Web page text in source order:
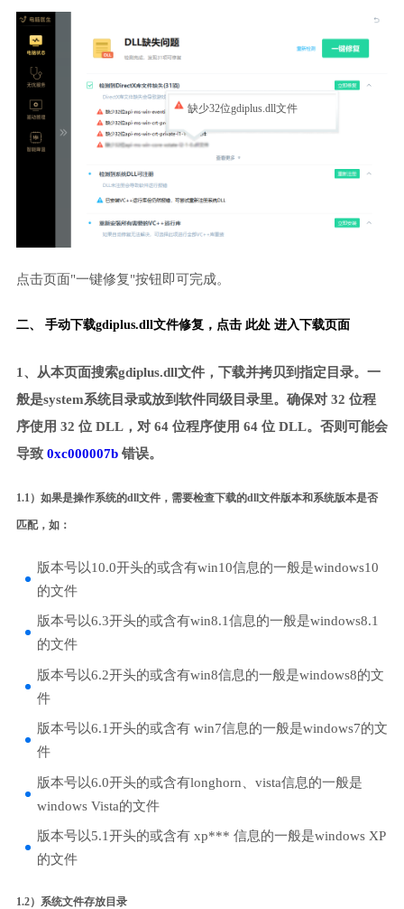
缺少32位gdiplus.dll文件
点击页面"一键修复"按钮即可完成。
二、 手动下载gdiplus.dll文件修复， 点击 此处 进入下载页面
1、从本页面搜索gdiplus.dll文件，下载并拷贝到指定目录。一
般是system系统目录或放到软件同级目录里。确保对 32 位程
序使用 32 位 DLL，对 64 位程序使用 64 位 DLL。否则可能会
导致 0xc000007b错误。
1.1）如果是操作系统的dll文件，需要检查下载的dll文件版本和系统版本是否
匹配，如：
版本号以10.0开头的或含有win10信息的一般是windows10
的文件
版本号以6.3开头的或含有win8.1信息的一般是windows8.1
的文件
版本号以6.2开头的或含有win8信息的一般是windows8的文
件
版本号以6.1开头的或含有 win7信息的一般是windows7的文
件
版本号以6.0开头的或含有longhorn、vista信息的一般是
windows Vista的文件
版本号以5.1开头的或含有 xp*** 信息的一般是windows XP
的文件
1.2）系统文件存放目录